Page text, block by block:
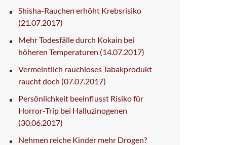
Shisha-Rauchen erhöht Krebsrisiko
(21.07.2017)
Mehr Todesfälle durch Kokain bei
höheren Temperaturen (14.07.2017)
Vermeintlich rauchloses Tabakprodukt
raucht doch (07.07.2017)
Persönlichkeit beeinflusst Risiko für
Horror-Trip bei Halluzinogenen
(30.06.2017)
Nehmen reiche Kinder mehr Drogen?